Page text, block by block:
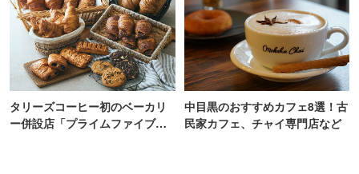
タリーズコーヒー初のベーカリ
ー併設店「プライムファイブ」
中目黒のおすすめカフェ8選！古
民家カフェ、チャイ専門店など